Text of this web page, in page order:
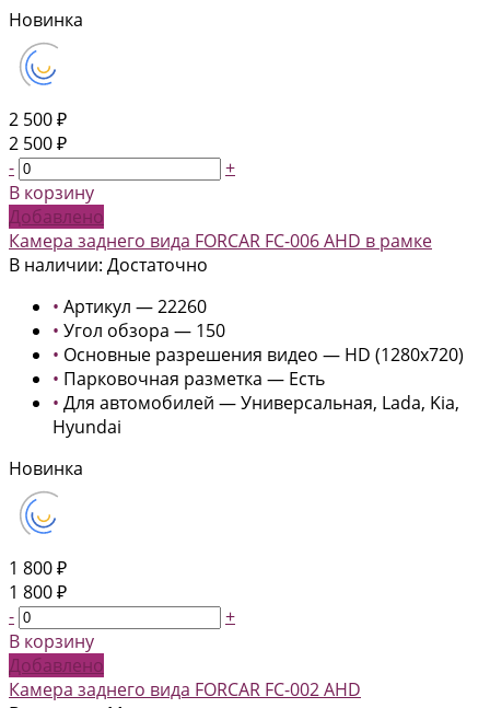
Новинка
2 500 ₽
2 500 ₽
-
+
В корзину
Добавлено
Камера заднего вида FORCAR FC-006 AHD в рамке
В наличии: Достаточно
• Артикул — 22260
• Угол обзора — 150
• Основные разрешения видео — HD (1280x720)
• Парковочная разметка — Есть
• Для автомобилей — Универсальная, Lada, Kia,
Hyundai
Новинка
1 800 ₽
1 800 ₽
-
+
В корзину
Добавлено
Камера заднего вида FORCAR FC-002 AHD